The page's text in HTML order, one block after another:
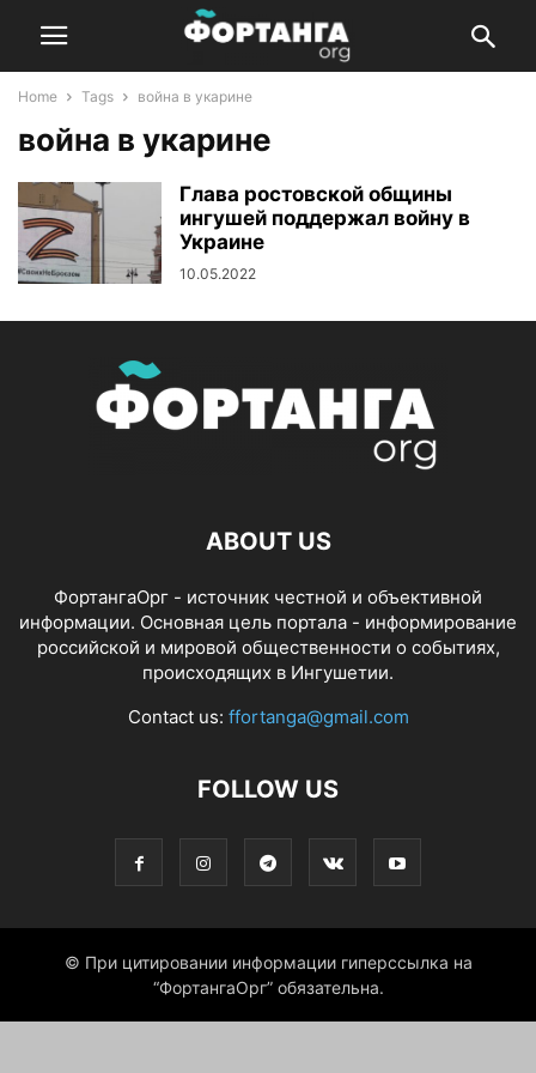
Home Tags война в укарине
война в укарине
Глава ростовской общины
ингушей поддержал войну в
Украине
10.05.2022
ABOUT US
ФортангаОрг - источник честной и объективной
информации. Основная цель портала - информирование
российской и мировой общественности о событиях,
происходящих в Ингушетии.
Contact us: ffortanga@gmail.com
FOLLOW US
© При цитировании информации гиперссылка на
“ФортангаОрг” обязательна.